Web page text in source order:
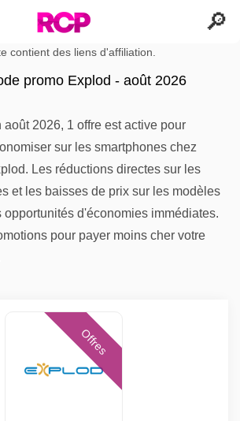
contient des liens d'affiliation.
promo Explod - août 2026
août 2026, 1 offre est active pour
sur les smartphones chez
Les réductions directes sur les
et les baisses de prix sur les modèles
opportunités d'économies immédiates.
pour payer moins cher votre
Offres